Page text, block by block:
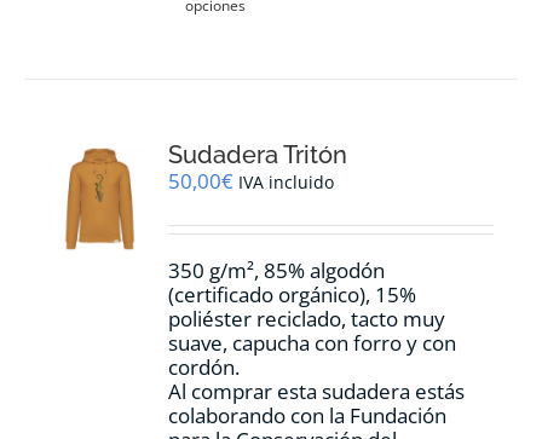
opciones
se
pueden
en
página
de
producto
Sudadera Tritón
50,00€ IVA incluido
350 g/m², 85% algodón
(certificado orgánico), 15%
poliéster reciclado, tacto muy
suave, capucha con forro y con
cordón.
Al comprar esta sudadera estás
colaborando con la Fundación